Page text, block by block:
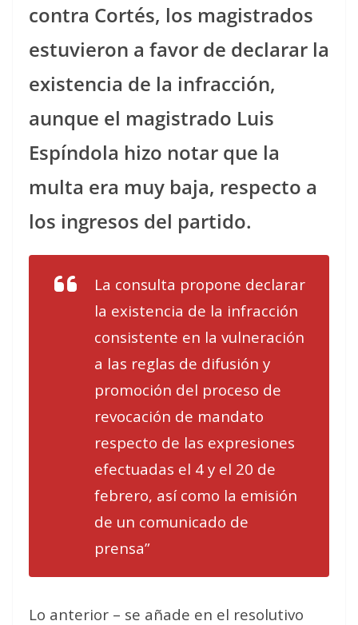
contra Cortés, los magistrados
estuvieron a favor de declarar la
existencia de la infracción,
aunque el magistrado Luis
Espíndola hizo notar que la
multa era muy baja, respecto a
los ingresos del partido.
La consulta propone declarar
la existencia de la infracción
consistente en la vulneración
a las reglas de difusión y
promoción del proceso de
revocación de mandato
respecto de las expresiones
efectuadas el 4 y el 20 de
febrero, así como la emisión
de un comunicado de
prensa”
Lo anterior – se añade en el resolutivo